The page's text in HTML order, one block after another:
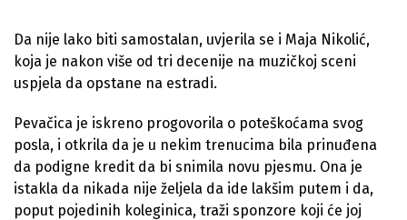
Da nije lako biti samostalan, uvjerila se i Maja Nikolić,
koja je nakon više od tri decenije na muzičkoj sceni
uspjela da opstane na estradi.
Pevačica je iskreno progovorila o poteškoćama svog
posla, i otkrila da je u nekim trenucima bila prinuđena
da podigne kredit da bi snimila novu pjesmu. Ona je
istakla da nikada nije željela da ide lakšim putem i da,
poput pojedinih koleginica, traži sponzore koji će joj